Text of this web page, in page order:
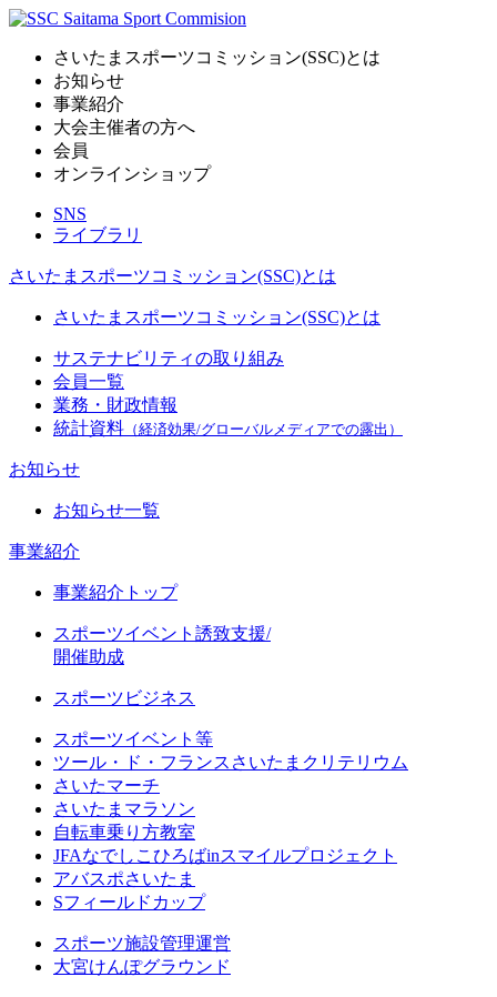
さいたまスポーツコミッション(SSC)とは
お知らせ
事業紹介
大会主催者の方へ
会員
オンラインショップ
SNS
ライブラリ
さいたまスポーツコミッション(SSC)とは
さいたまスポーツコミッション(SSC)とは
サステナビリティの取り組み
会員一覧
業務・財政情報
統計資料 （経済効果/グローバルメディアでの露出）
お知らせ
お知らせ一覧
事業紹介
事業紹介トップ
スポーツイベント誘致支援/
開催助成
スポーツビジネス
スポーツイベント等
ツール・ド・フランスさいたまクリテリウム
さいたマーチ
さいたまマラソン
自転車乗り方教室
JFAなでしこひろばinスマイルプロジェクト
アバスポさいたま
Sフィールドカップ
スポーツ施設管理運営
大宮けんぽグラウンド